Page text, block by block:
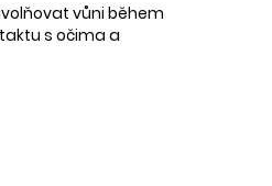
vůni během
s očima a